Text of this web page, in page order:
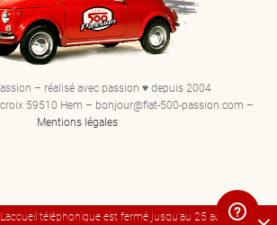
– réalisé avec passion ♥ depuis 2004
59510 Hem – bonjour@fiat-500-passion.com –
Mentions légales
téléphonique est fermé jusqu'au 25 août. Bel